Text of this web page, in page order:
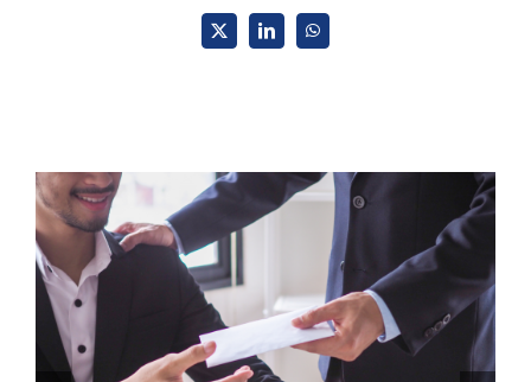
X LinkedInWhatsApp